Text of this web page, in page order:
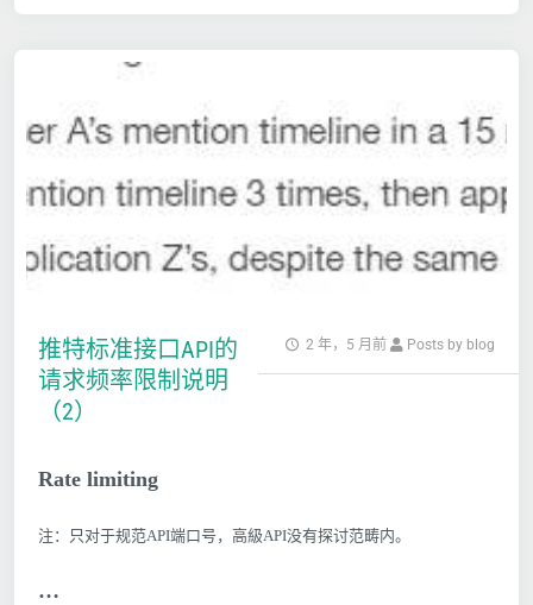
2 年，5 月前 Posts by blog
推特标准接口API的
请求频率限制说明
（2）
Rate limiting
注：只对于规范API端口号，高級API没有探讨范畴内。
…